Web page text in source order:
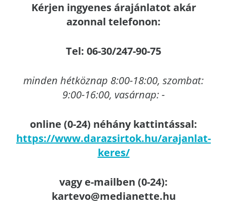
Kérjen ingyenes árajánlatot akár
azonnal telefonon:
Tel: 06-30/247-90-75
minden hétköznap 8:00-18:00, szombat:
9:00-16:00, vasárnap: -
online (0-24) néhány kattintással:
https://www.darazsirtok.hu/arajanlat-
keres/
vagy e-mailben (0-24):
kartevo@medianette.hu